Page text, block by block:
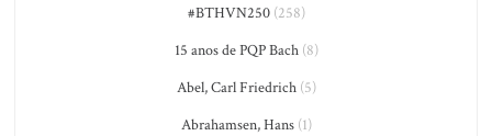
#BTHVN250(258)
15 anos de PQP Bach(8)
Abel, Carl Friedrich(5)
Abrahamsen, Hans(1)